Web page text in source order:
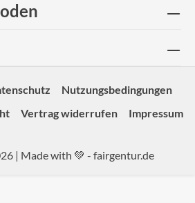
Nutzungsbedingungen
Vertrag widerrufen Impressum
| Made with 💚 - fairgentur.de